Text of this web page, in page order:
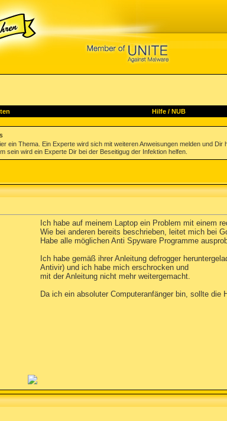
Hilfe/ NUB
Thema. Ein Experte wird sich mit weiteren Anweisungen melden und
sein wird ein Experte Dir bei der Beseitigug der Infektion helfen.
Ich habe auf meinem Laptop ein Problem mit einem
Wie bei anderen bereits beschrieben, leitet mich bei
Habe alle möglichen Anti Spyware Programme
Ich habe gemäß ihrer Anleitung defrogger
Antivir) und ich habe mich erschrocken und
mit der Anleitung nicht mehr weitergemacht.
Da ich ein absoluter Computeranfänger bin, sollte die